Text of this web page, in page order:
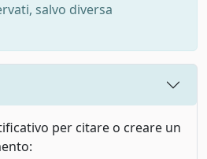
salvo diversa
per citare o creare un